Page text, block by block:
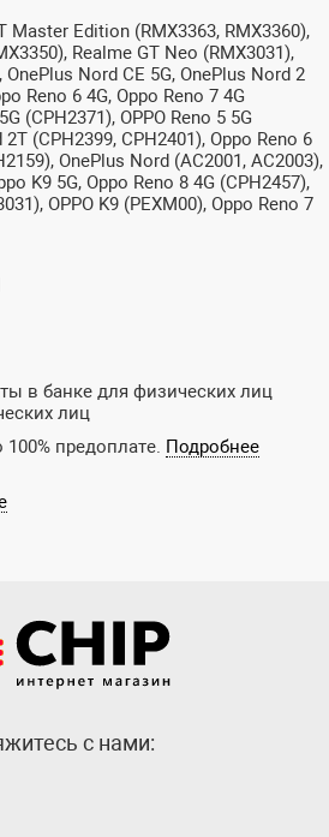
Master Edition (RMX3363, RMX3360),
Realme GT Neo (RMX3031),
OnePlus Nord CE 5G, OnePlus Nord 2
Reno 6 4G, Oppo Reno 7 4G
(CPH2371), OPPO Reno 5 5G
(CPH2399, CPH2401), Oppo Reno 6
OnePlus Nord (AC2001, AC2003),
K9 5G, Oppo Reno 8 4G (CPH2457),
OPPO K9 (PEXM00), Oppo Reno 7
в банке для физических лиц
лиц
предоплате. Подробнее
с нами: